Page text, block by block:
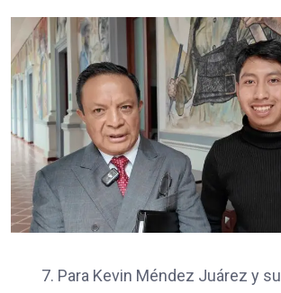
7. Para Kevin Méndez Juárez y su